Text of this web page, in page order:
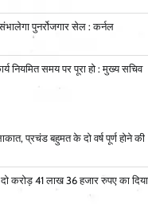
पुनर्रोजगार सेल : कर्नल
नियमित समय पर पूरा हो : मुख्य सचिव
प्रचंड बहुमत के दो वर्ष पूर्ण होने की
करोड़ 41 लाख 36 हजार रुपए का दिया